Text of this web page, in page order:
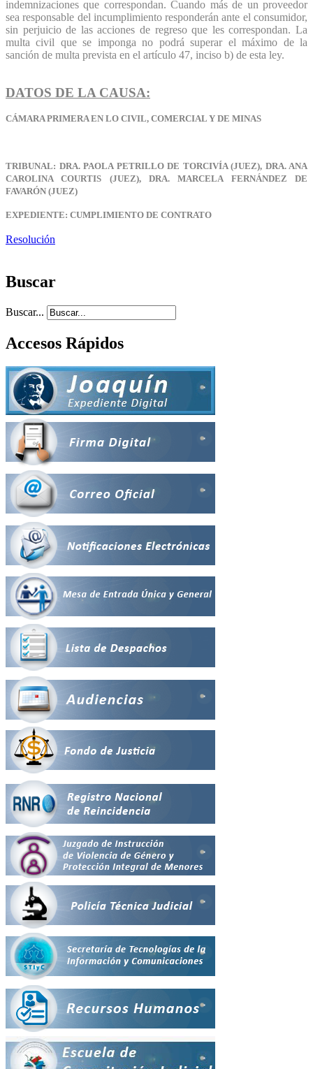
indemnizaciones que correspondan. Cuando más de un proveedor
sea responsable del incumplimiento responderán ante el consumidor,
sin perjuicio de las acciones de regreso que les correspondan. La
multa civil que se imponga no podrá superar el máximo de la
sanción de multa prevista en el artículo 47, inciso b) de esta ley.
DATOS DE LA CAUSA:
CÁMARA PRIMERA EN LO CIVIL, COMERCIAL Y DE MINAS
TRIBUNAL: DRA. PAOLA PETRILLO DE TORCIVÍA (JUEZ), DRA. ANA
CAROLINA COURTIS (JUEZ), DRA. MARCELA FERNÁNDEZ DE
FAVARÓN (JUEZ)
EXPEDIENTE: CUMPLIMIENTO DE CONTRATO
Resolución
Buscar
Buscar...
Accesos Rápidos